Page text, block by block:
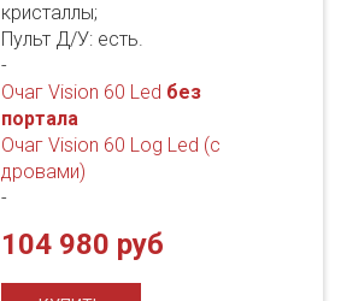
кристаллы;
Пульт Д/У: есть.
-
Очаг Vision 60 Led без
портала
Очаг Vision 60 Log Led (с
дровами)
-
104 980 руб